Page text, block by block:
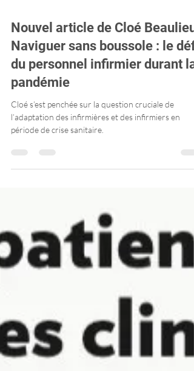
Nouvel article de Cloé Beaulieu
Naviguer sans boussole : le défi
du personnel infirmier durant la
pandémie
Cloé s’est penchée sur la question cruciale de